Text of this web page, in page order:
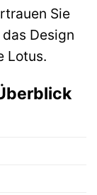
Sie
Design
Lotus.